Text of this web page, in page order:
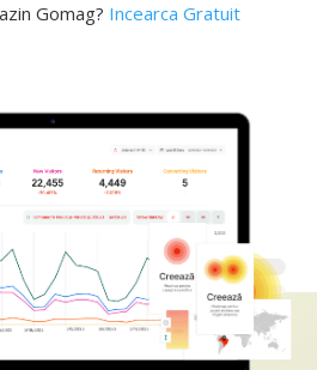
Gomag? Incearca Gratuit